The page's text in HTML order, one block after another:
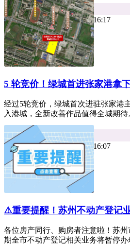
平台资讯
小牛看房 2026年08月03日 16:17
热度 8
5 轮竞价！绿城首进张家港拿
经过5轮竞价，绿城首次进驻张家港
入港城，全新改善作品值得全城期待
平台资讯
小牛看房 2026年07月29日 16:07
热度 11
⚠️重要提醒！苏州不动产登记
各位房产同行、购房者注意啦！苏
期全市不动产登记相关业务将暂停